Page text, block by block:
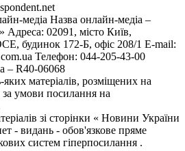
медіа Назва онлайн-медіа –
Адреса: 02091, місто Київ,
будинок 172-Б, офіс 208/1 E-mail:
Телефон: 044-205-43-00
– R40-06068
матеріалів, розміщених на
за умови посилання на
зі сторінки « Новини України
- видань - обов'язкове пряме
систем гіперпосилання .